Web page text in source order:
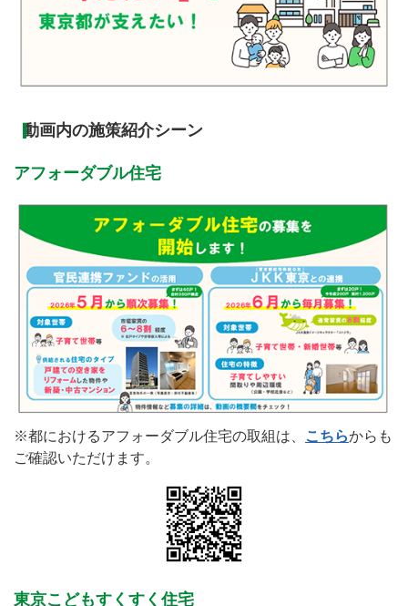
動画内の施策紹介シーン
アフォーダブル住宅
※都におけるアフォーダブル住宅の取組は、 こちらからも
ご確認いただけます。
東京こどもすくすく住宅